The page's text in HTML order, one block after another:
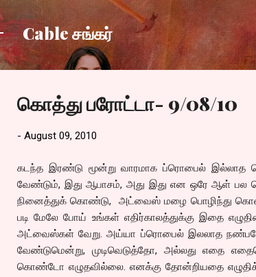
Cable சங்கர்
கொத்து பரோட்டா- 9/08/10
- August 09, 2010
கடந்த இரண்டு மூன்று வாரமாக ப்ரொபைல் இல்லாத
வேண்டும், இது ஆபாசம், அது இது என ஒரே ஆள் பல
நினைத்துக் கொண்டு, அட்வைஸ் மழை பொழிந்து
படி மேலே போய் உங்கள் எதிர்காலத்துக்கு இதை
அட்வைஸ்கள் வேறு. அய்யா ப்ரொபைல் இலலாத
வேண்டுமென்று, முடிவெடுத்தோ, அல்லது எதை
கொண்டோ எழுதவில்லை. எனக்கு தோன்றியதை